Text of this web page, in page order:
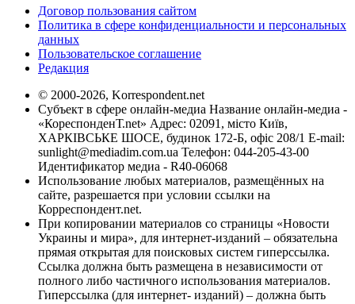
Договор пользования сайтом
Политика в сфере конфиденциальности и персональных
данных
Пользовательское соглашение
Редакция
© 2000-2026, Korrespondent.net
Субъект в сфере онлайн-медиа Название онлайн-медиа -
«КореспонденТ.net» Адрес: 02091, місто Київ,
ХАРКІВСЬКЕ ШОСЕ, будинок 172-Б, офіс 208/1 E-mail:
sunlight@mediadim.com.ua Телефон: 044-205-43-00
Идентификатор медиа - R40-06068
Использование любых материалов, размещённых на
сайте, разрешается при условии ссылки на
Корреспондент.net.
При копировании материалов со страницы «Новости
Украины и мира», для интернет-изданий – обязательна
прямая открытая для поисковых систем гиперссылка.
Ссылка должна быть размещена в независимости от
полного либо частичного использования материалов.
Гиперссылка (для интернет- изданий) – должна быть